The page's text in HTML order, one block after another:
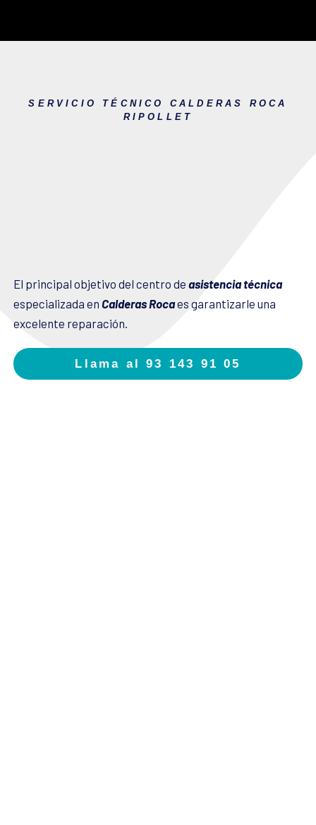
SERVICIO TÉCNICO CALDERAS ROCA
RIPOLLET
El principal objetivo del centro de asistencia técnica
especializada en Calderas Rocaes garantizarle una
excelente reparación.
Llama al 93 143 91 05